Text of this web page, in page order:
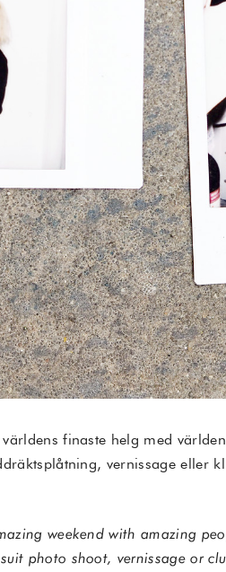
finaste helg med
vernissage eller
weekend with amazing
photo shoot, vernissage or